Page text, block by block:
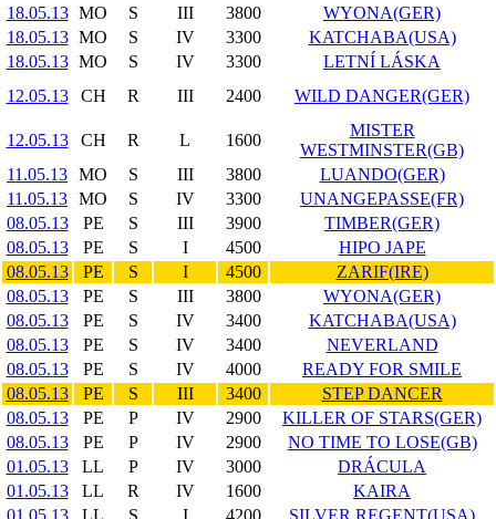
18.05.13 MO S III 3800
WYONA(GER)
18.05.13 MO S IV 3300
KATCHABA(USA)
18.05.13 MO S IV 3300
LETNÍ LÁSKA
12.05.13
CH R III 2400 WILD DANGER(GER)
12.05.13 CH R L 1600
MISTER
WESTMINSTER(GB)
11.05.13 MO S III 3800
LUANDO(GER)
11.05.13 MO S IV 3300
UNANGEPASSE(FR)
08.05.13
PE S III 3900
TIMBER(GER)
08.05.13
PE S I 4500
HIPO JAPE
08.05.13
PE S I 4500
ZARIF(IRE)
08.05.13
PE S III 3800
WYONA(GER)
08.05.13
PE S IV 3400
KATCHABA(USA)
08.05.13
PE S IV 3400
NEVERLAND
08.05.13
PE S IV 4000
READY FOR SMILE
08.05.13
PE S III 3400
STEP DANCER
08.05.13
PE P IV 2900
KILLER OF STARS(GER)
08.05.13
PE P IV 2900
NO TIME TO LOSE(GB)
01.05.13
LL P IV 3000
DRÁCULA
01.05.13
LL R IV 1600
KAIRA
01.05.13
LL S I 4200 SILVER REGENT(USA)